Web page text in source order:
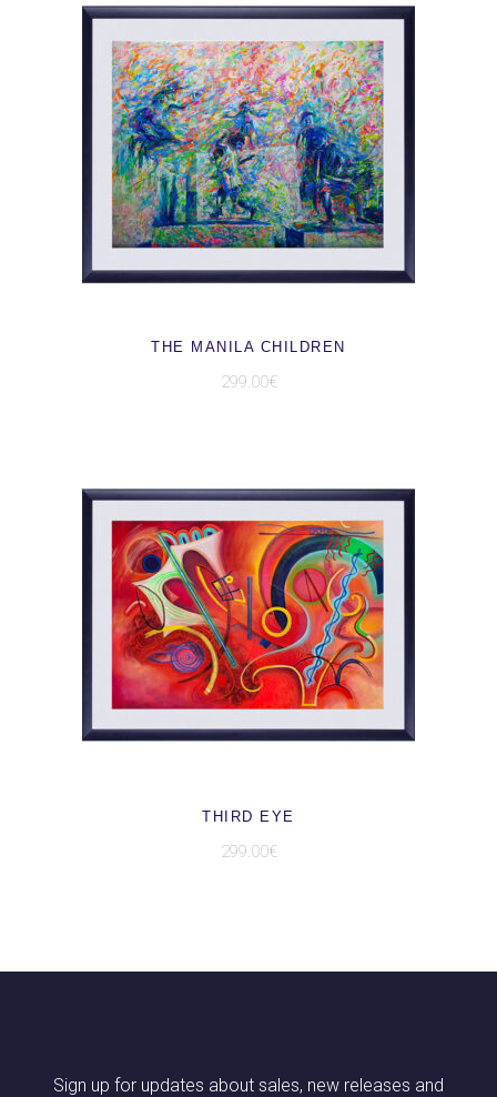
AJOUTER AU PANIER
THE MANILA CHILDREN
299.00€
AJOUTER AU PANIER
THIRD EYE
299.00€
Sign up for updates about sales, new releases and